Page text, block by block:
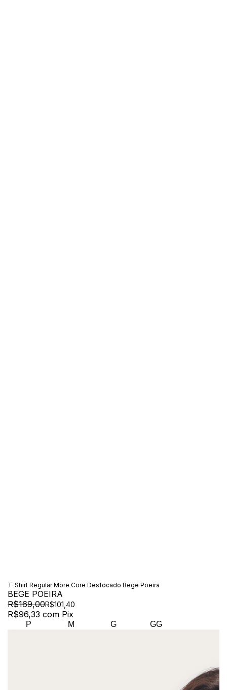
T-Shirt Regular More Core Desfocado Bege Poeira
BEGE POEIRA
R$169,00R$101,40
R$96,33 com Pix
P M G GG